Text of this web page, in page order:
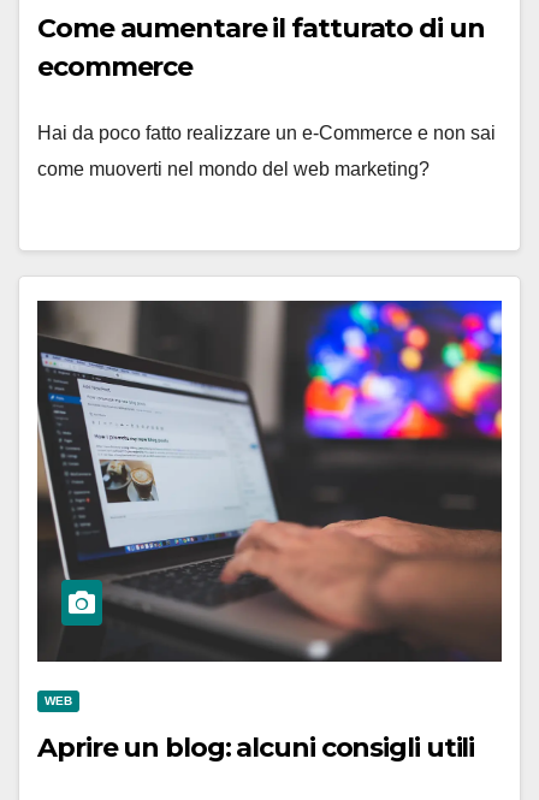
Come aumentare il fatturato di un
ecommerce
Hai da poco fatto realizzare un e-Commerce e non sai
come muoverti nel mondo del web marketing?
WEB
Aprire un blog: alcuni consigli utili